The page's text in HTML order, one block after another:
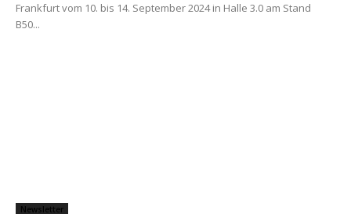
Frankfurt vom 10. bis 14. September 2024 in Halle 3.0 am Stand
B50...
Newsletter